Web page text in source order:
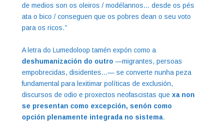
de medios son os oleiros / modélannos… desde os pés
ata o bico / conseguen que os pobres dean o seu voto
para os ricos.”
A letra do Lumedoloop tamén expón como a
deshumanización do outro —migrantes, persoas
empobrecidas, disidentes…— se converte nunha peza
fundamental para lexitimar políticas de exclusión,
discursos de odio e proxectos neofascistas que xa non
se presentan como excepción, senón como
opción plenamente integrada no sistema.